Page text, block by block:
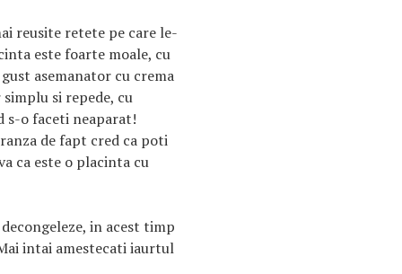
reusite retete pe care le-
este foarte moale, cu
asemanator cu crema
simplu si repede, cu
s-o faceti neaparat!
de fapt cred ca poti
ca este o placinta cu
in acest timp
intai amestecati iaurtul